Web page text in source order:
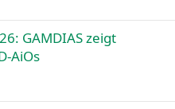
GAMDIAS zeigt
AiOs